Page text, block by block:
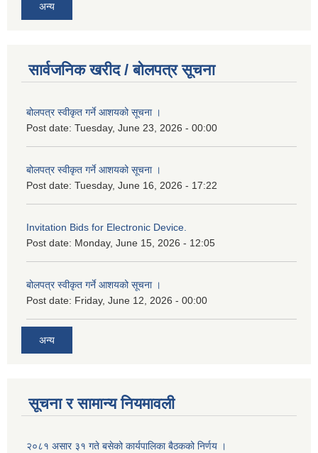
अन्य
सार्वजनिक खरीद / बोलपत्र सूचना
बोलपत्र स्वीकृत गर्ने आशयको सूचना ।
Post date: Tuesday, June 23, 2026 - 00:00
बोलपत्र स्वीकृत गर्ने आशयको सूचना ।
Post date: Tuesday, June 16, 2026 - 17:22
Invitation Bids for Electronic Device.
Post date: Monday, June 15, 2026 - 12:05
बोलपत्र स्वीकृत गर्ने आशयको सूचना ।
Post date: Friday, June 12, 2026 - 00:00
अन्य
सूचना र सामान्य नियमावली
२०८१ असार ३१ गते बसेको कार्यपालिका बैठकको निर्णय ।